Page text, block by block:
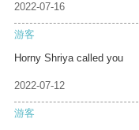
2022-07-16
游客
Horny Shriya called you
2022-07-12
游客